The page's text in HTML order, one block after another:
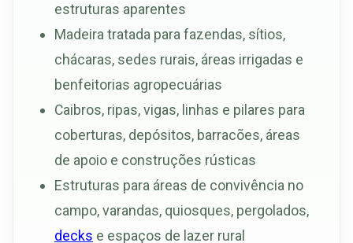
estruturas aparentes
Madeira tratada para fazendas, sítios,
chácaras, sedes rurais, áreas irrigadas e
benfeitorias agropecuárias
Caibros, ripas, vigas, linhas e pilares para
coberturas, depósitos, barracões, áreas
de apoio e construções rústicas
Estruturas para áreas de convivência no
campo, varandas, quiosques, pergolados,
decks e espaços de lazer rural